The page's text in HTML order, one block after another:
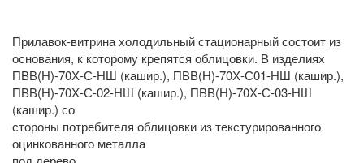
Прилавок-витрина холодильный стационарный состоит из
основания, к которому крепятся облицовки. В изделиях
ПВВ(Н)-70Х-С-НШ (кашир.), ПВВ(Н)-70Х-С01-НШ (кашир.),
ПВВ(Н)-70Х-С-02-НШ (кашир.), ПВВ(Н)-70Х-С-03-НШ
(кашир.) со
стороны потребителя облицовки из текстурированного
оцинкованного металла